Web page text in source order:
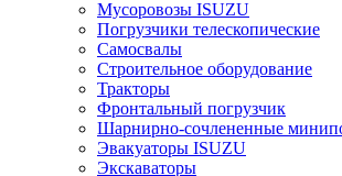
Мусоровозы ISUZU
Погрузчики телескопические
Самосвалы
Строительное оборудование
Тракторы
Фронтальный погрузчик
Шарнирно-сочлененные
Эвакуаторы ISUZU
Экскаваторы